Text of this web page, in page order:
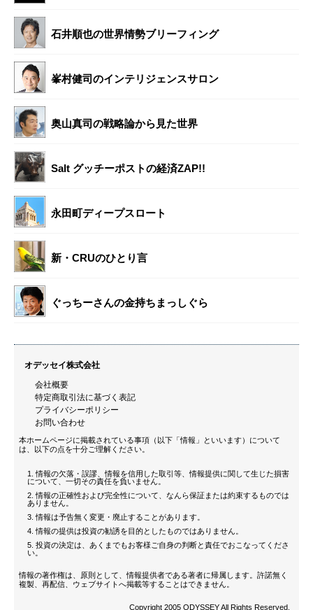
石井順也の世界情勢ブリーフィング
峯村健司のインテリジェンスサロン
奥山真司の戦略論から見た世界
Salt グッチーポストの経済ZAP!!
永田町ディープスロート
新・CRUのひとり言
ぐっちーさんの金持ちまっしぐら
オデッセイ株式会社
会社概要
特定商取引法に基づく表記
プライバシーポリシー
お問い合わせ
本ホームページに掲載されている事項（以下「情報」といいます）について
は、以下の点を十分ご理解ください。
情報の欠落・誤謬、情報を信用した取引等、情報提供に関して生じた損害
について、一切その責任を負いません。
情報の正確性および完全性について、なんら保証または約束するものでは
ありません。
情報は予告無く変更・廃止することがあります。
情報の提供は投資の勧誘を目的としたものではありません。
投資の決定は、あくまでもお客様ご自身の判断と責任でおこなってくださ
い。
情報の著作権は、原則として、情報提供者である著者に帰属します。許諾無く
複製、再配信、ウェブサイトへ掲載等することはできません。
Copyright 2005 ODYSSEY All Rights Reserved.